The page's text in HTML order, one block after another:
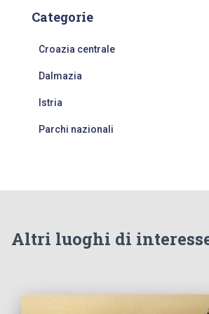
Categorie
Croazia centrale
Dalmazia
Istria
Parchi nazionali
Altri luoghi di